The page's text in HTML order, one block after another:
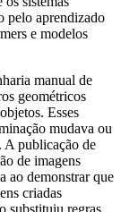
manual de
geométricos
Esses
mudava ou
A publicação de
de imagens
ao demonstrar que
criadas
substituiu regras